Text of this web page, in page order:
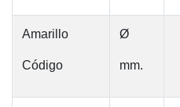
Amarillo
Código
Ø
mm.